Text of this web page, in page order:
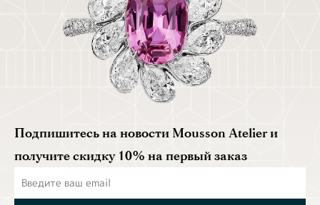
Подпишитесь на новости Mousson Atelier и
получите скидку 10% на первый заказ